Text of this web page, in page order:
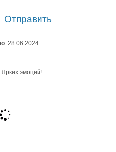
Отправить
: 28.06.2024